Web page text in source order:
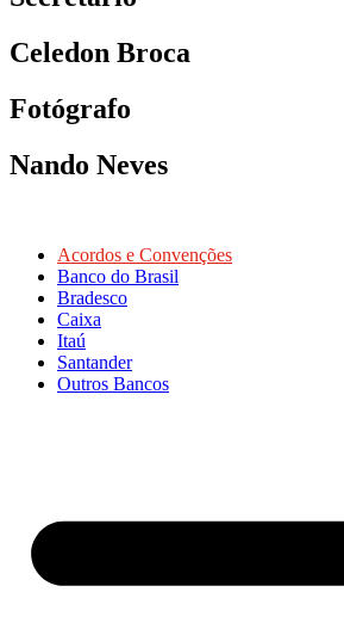
Celedon Broca
Fotógrafo
Nando Neves
Acordos e Convenções
Banco do Brasil
Bradesco
Caixa
Itaú
Santander
Outros Bancos